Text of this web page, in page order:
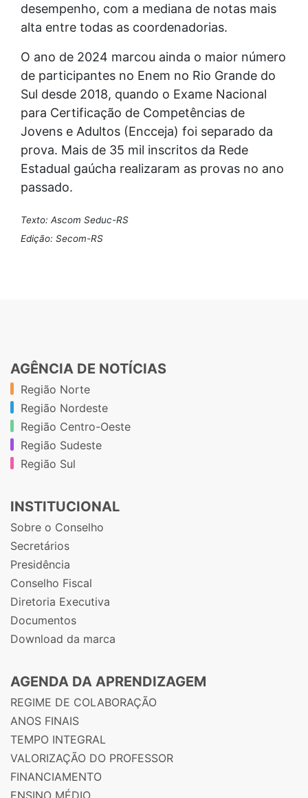
desempenho, com a mediana de notas mais
alta entre todas as coordenadorias.
O ano de 2024 marcou ainda o maior número
de participantes no Enem no Rio Grande do
Sul desde 2018, quando o Exame Nacional
para Certificação de Competências de
Jovens e Adultos (Encceja) foi separado da
prova. Mais de 35 mil inscritos da Rede
Estadual gaúcha realizaram as provas no ano
passado.
Texto: Ascom Seduc-RS
Edição: Secom-RS
AGÊNCIA DE NOTÍCIAS
Região Norte
Região Nordeste
Região Centro-Oeste
Região Sudeste
Região Sul
INSTITUCIONAL
Sobre o Conselho
Secretários
Presidência
Conselho Fiscal
Diretoria Executiva
Documentos
Download da marca
AGENDA DA APRENDIZAGEM
REGIME DE COLABORAÇÃO
ANOS FINAIS
TEMPO INTEGRAL
VALORIZAÇÃO DO PROFESSOR
FINANCIAMENTO
ENSINO MÉDIO